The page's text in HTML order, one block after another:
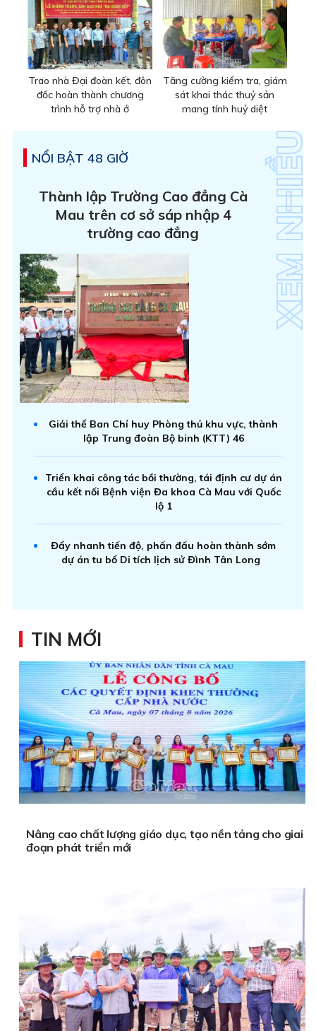
Trao nhà Đại đoàn kết, đôn
đốc hoàn thành chương
trình hỗ trợ nhà ở
Tăng cường kiểm tra, giám
sát khai thác thuỷ sản
mang tính huỷ diệt
NỔI BẬT 48 GIỜ
Thành lập Trường Cao đẳng Cà
Mau trên cơ sở sáp nhập 4
trường cao đẳng
Giải thể Ban Chỉ huy Phòng thủ khu vực, thành
lập Trung đoàn Bộ binh (KTT) 46
Triển khai công tác bồi thường, tái định cư dự án
cầu kết nối Bệnh viện Đa khoa Cà Mau với Quốc
lộ 1
Đẩy nhanh tiến độ, phấn đấu hoàn thành sớm
dự án tu bổ Di tích lịch sử Đình Tân Long
TIN MỚI
Nâng cao chất lượng giáo dục, tạo nền tảng cho giai
đoạn phát triển mới